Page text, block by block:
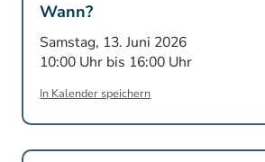
Wann?
Samstag, 13. Juni 2026
10:00 Uhr bis 16:00 Uhr
In Kalender speichern